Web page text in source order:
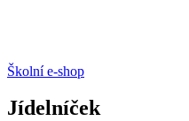
Školní e-shop
Jídelníček